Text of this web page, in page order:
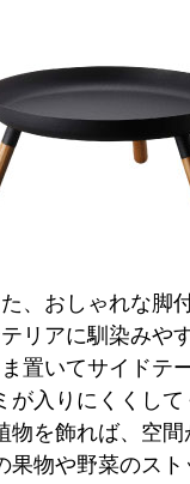
、おしゃれな脚
リアに馴染みや
置いてサイドテ
入りにくくして
を飾れば、空間
物や野菜のス